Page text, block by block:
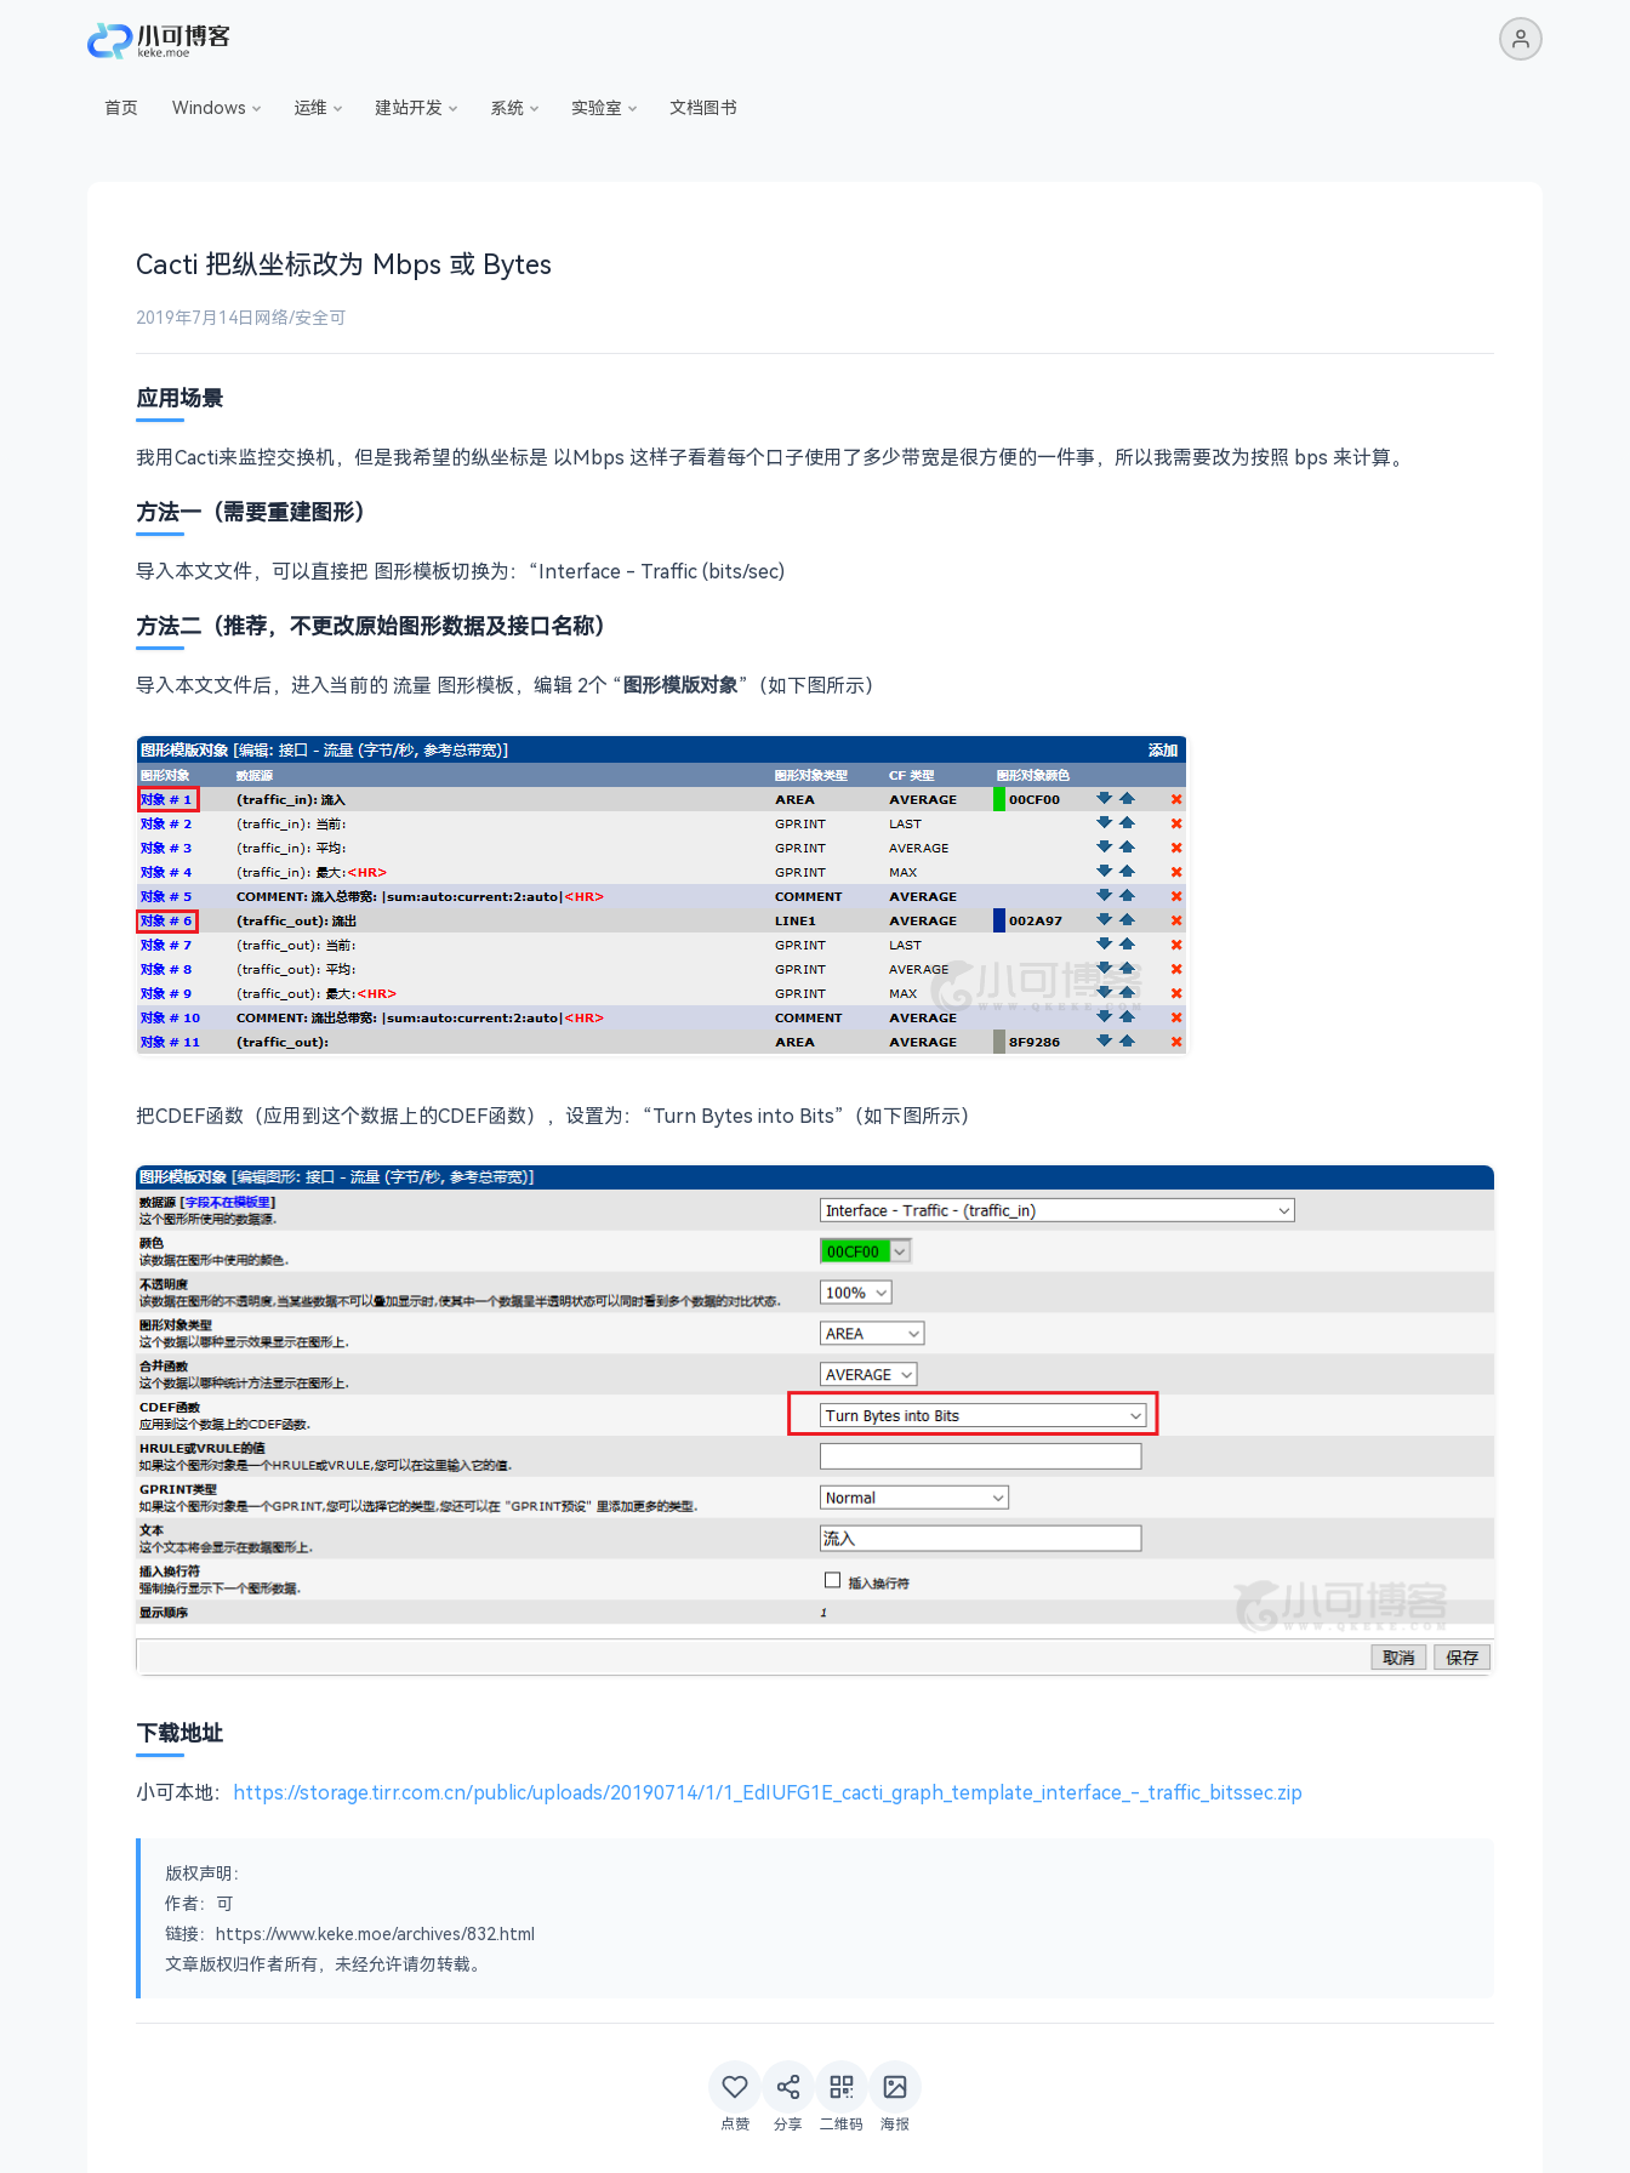
首页 Windows 运维 建站开发 系统 实验室 文档图书
Cacti 把纵坐标改为 Mbps 或 Bytes
2019年7月14日 网络/安全可
应用场景
我用Cacti来监控交换机，但是我希望的纵坐标是 以Mbps 这样子看着每个口子使用了多少带宽是很方便的一件事，所以我需要改为按照 bps 来计算。
方法一（需要重建图形）
导入本文文件，可以直接把 图形模板切换为：“Interface - Traffic (bits/sec)
方法二（推荐，不更改原始图形数据及接口名称）
导入本文文件后，进入当前的 流量 图形模板，编辑 2个 “图形模版对象”（如下图所示）
把CDEF函数（应用到这个数据上的CDEF函数），设置为：“Turn Bytes into Bits”（如下图所示）
下载地址
小可本地： https://storage.tirr.com.cn/public/uploads/20190714/1/1_EdIUFG1E_cacti_graph_template_interface_-_traffic_bitssec.zip
版权声明：
作者：可
链接：https://www.keke.moe/archives/832.html
文章版权归作者所有，未经允许请勿转载。
点赞 分享 二维码 海报